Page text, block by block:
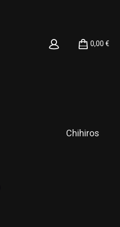
0,00 €
Chihiros